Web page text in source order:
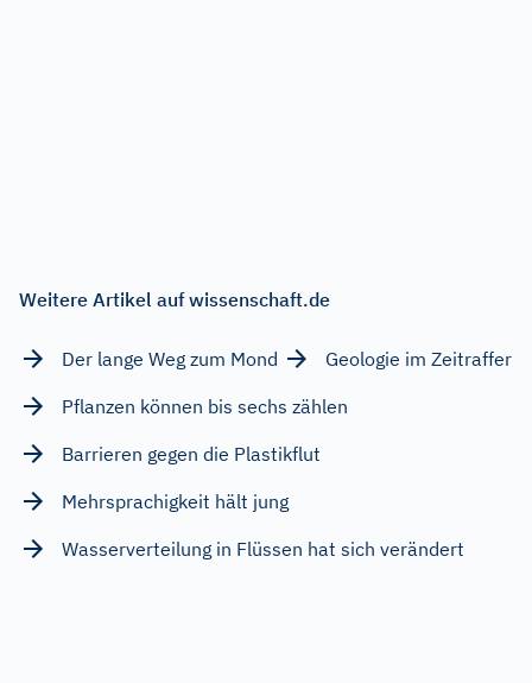
Weitere Artikel auf wissenschaft.de
Der lange Weg zum Mond
Geologie im Zeitraffer
Pflanzen können bis sechs zählen
Barrieren gegen die Plastikflut
Mehrsprachigkeit hält jung
Wasserverteilung in Flüssen hat sich verändert